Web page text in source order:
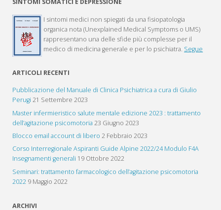
SINTOMI SOMATICI E DEPRESSIONE
I sintomi medici non spiegati da una fisiopatologia
organica nota (Unexplained Medical Symptoms o UMS)
rappresentano una delle sfide più complesse per il
medico di medicina generale e per lo psichiatra. Segue
ARTICOLI RECENTI
Pubblicazione del Manuale di Clinica Psichiatrica a cura di Giulio
Perugi 21 Settembre 2023
Master infermieristico salute mentale edizione 2023 : trattamento
dell’agitazione psicomotoria 23 Giugno 2023
Blocco email account di libero 2 Febbraio 2023
Corso Interregionale Aspiranti Guide Alpine 2022/24 Modulo F4A
Insegnamenti generali 19 Ottobre 2022
Seminari: trattamento farmacologico dell’agitazione psicomotoria
2022 9 Maggio 2022
ARCHIVI